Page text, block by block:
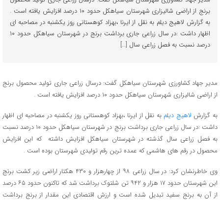
برنج از اراضی شالیزاری شهرستان سیاهکل حدود ۱۰ درصد افزایش یافته است .
به گزارش لاهیج دیلم به نقل از ایرنا ،بهزاد کوهستانی روز یکشنبه در مصاحبه ای
اظهار داشت :در سال زراعی جاری برداشت برنج در شهرستان سیاهکل حدود ۱۰
درصد نسبت به فصل زراعی سال […]
مدیر جهاد کشاورزی شهرستان سیاهکل گفت: درسال زراعی جاری تولید محصول برنج
از اراضی شالیزاری شهرستان سیاهکل حدود ۱۰ درصد افزایش یافته است .
به گزارش لاهیج دیلم به نقل از ایرنا ،بهزاد کوهستانی روز یکشنبه در مصاحبه ای اظهار
داشت :در سال زراعی جاری برداشت برنج در شهرستان سیاهکل حدود ۱۰ درصد نسبت
به فصل زراعی سال گذشته در شهرستان سیاهکل افزایش داشته که این افزایش
محصول در رقم های هاشمی که عمده ترین رقم تولیدی شهرستان بوده است .
وی خاطرنشان کرد: در سال زراعی ۹۸ از چهارهزار و ۴۳۰ هکتار اراضی زیر کشت برنج
این شهرستان حدود ۱۷ هزار و ۹۴۲ تن شلتوک برداشت شد که تاکنون حدود ۶۵ درصد
از آن به برنج سفید تبدیل شده است و ارزش اقتصادی این مقدار از برنج برداشت